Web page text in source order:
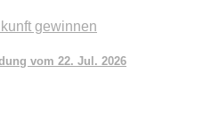
gewinnen
vom 22. Jul. 2026